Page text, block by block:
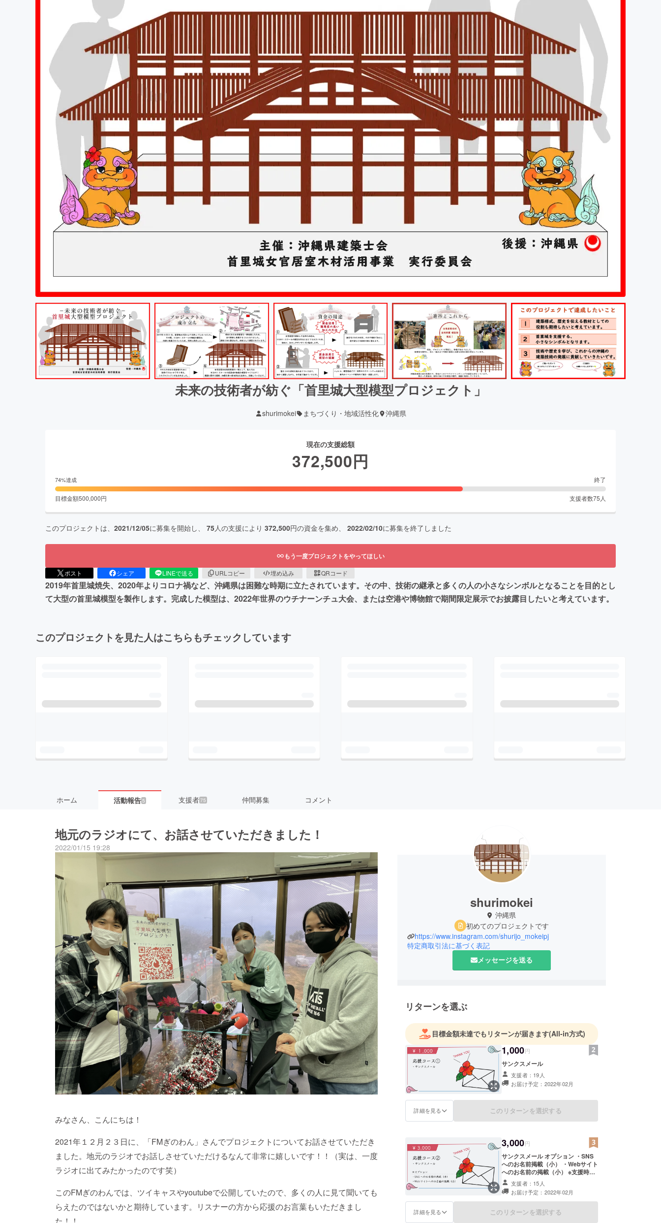
未来の技術者が紡ぐ「首里城大型模型プロジェクト」
shurimokei まちづくり・地域活性化 沖縄県
現在の支援総額
372,500円
74%達成 終了
目標金額500,000円 支援者数75人
このプロジェクトは、 2021/12/05に募集を開始し、 75人の支援により 372,500円の資金を集め、 2022/02/10に募集を終了しました
もう一度プロジェクトをやってほしい
ポスト シェア LINEで送る URLコピー 埋め込み QRコード
2019年首里城焼失、2020年よりコロナ禍など、沖縄県は困難な時期に立たされています。その中、技術の継承と多くの人の小さなシンボルとなることを目的とし
て大型の首里城模型を製作します。完成した模型は、2022年世界のウチナーンチュ大会、または空港や博物館で期間限定展示でお披露目したいと考えています。
このプロジェクトを見た人はこちらもチェックしています
ホーム 活動報告5 支援者75 仲間募集 コメント
地元のラジオにて、お話させていただきました！
2022/01/15 19:28
みなさん、こんにちは！
2021年１２月２３日に、「FMぎのわん」さんでプロジェクトについてお話させていただき
ました。地元のラジオでお話しさせていただけるなんて非常に嬉しいです！！（実は、一度
ラジオに出てみたかったのです笑）
このFMぎのわんでは、ツイキャスやyoutubeで公開していたので、多くの人に見て聞いても
らえたのではないかと期待しています。リスナーの方から応援のお言葉もいただきまし
shurimokei
沖縄県
初めてのプロジェクトです
https://www.instagram.com/shurijo_mokeipj
特定商取引法に基づく表記
メッセージを送る
リターンを選ぶ
目標金額未達でもリターンが届きます(All-in方式)
1,000円
サンクスメール
支援者：19人
お届け予定：2022年02月
詳細を見る このリターンを選択する
3,000円
サンクスメール オプション ・SNS
へのお名前掲載（小） ・Webサイト
へのお名前の掲載（小） ※支援時、
必ず備考欄にご希望のお名前をご記
入ください。
支援者：15人
お届け予定：2022年02月
詳細を見る このリターンを選択する